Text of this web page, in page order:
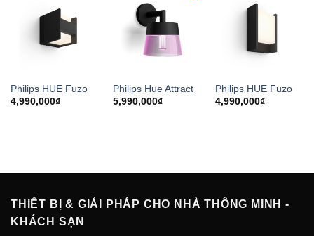
Philips HUE Fuzo
4,990,000₫
Philips Hue Attract
5,990,000₫
Philips HUE Fuzo
4,990,000₫
THIẾT BỊ & GIẢI PHÁP CHO NHÀ THÔNG MINH -
KHÁCH SẠN